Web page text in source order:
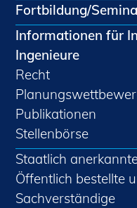
Fortbildung/
Informationen für
Ingenieure
Recht
Publikationen
Stellenbörse
Staatlich
Öffentlich bestellte
Sachverständige